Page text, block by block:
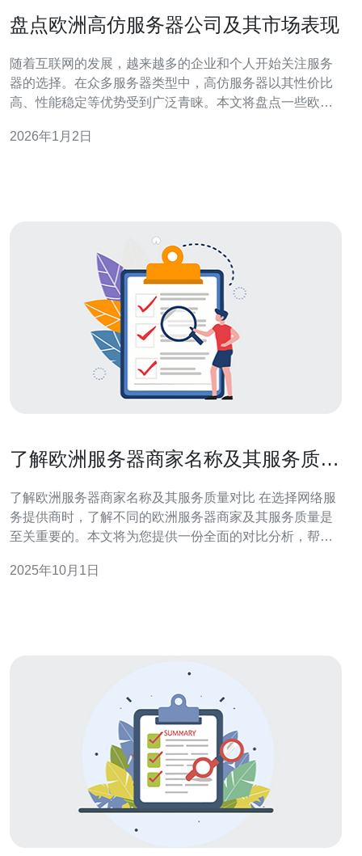
盘点欧洲高仿服务器公司及其市场表现
随着互联网的发展，越来越多的企业和个人开始关注服务
器的选择。在众多服务器类型中，高仿服务器以其性价比
高、性能稳定等优势受到广泛青睐。本文将盘点一些欧洲
考。 首先，我们来看看高仿服务器的定义。高仿服务器通
2026年1月2日
了解欧洲服务器商家名称及其服务质量
了解欧洲服务器商家名称及其服务质量对比 在选择网络服
务提供商时，了解不同的欧洲服务器商家及其服务质量是
至关重要的。本文将为您提供一份全面的对比分析，帮助
务质量的精华总结： 1. 服务类型多样化：不同商家提供的
2025年10月1日